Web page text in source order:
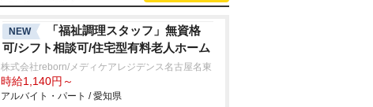
NEW
「福祉調理スタッフ」無資格
可/シフト相談可/住宅型有料老人ホーム
株式会社reborn/メディケアレジデンス名古屋名東
時給1,140円～
アルバイト・パート / 愛知県